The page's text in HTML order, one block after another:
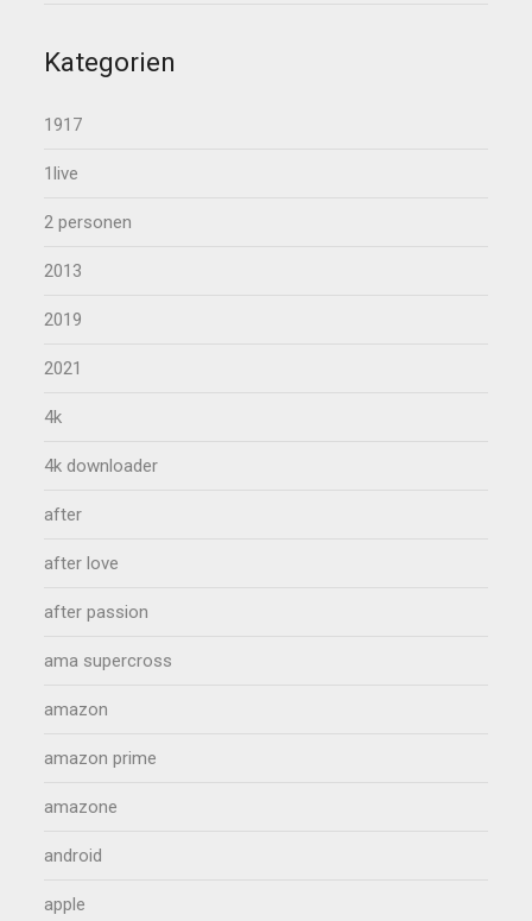
Kategorien
1917
1live
2 personen
2013
2019
2021
4k
4k downloader
after
after love
after passion
ama supercross
amazon
amazon prime
amazone
android
apple